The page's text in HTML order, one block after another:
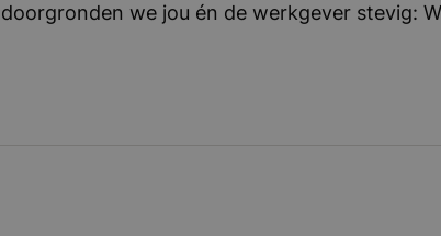
we jou én de werkgever stevig: